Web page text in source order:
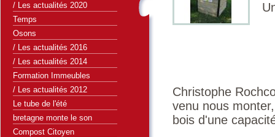
/ Les actualités 2020
Temps
Osons
/ Les actualités 2016
/ Les actualités 2014
Formation Immeubles
/ Les actualités 2012
Le tube de l'été
bretagne monte le son
Compost Citoyen
Christophe
venu nous
bois d'une